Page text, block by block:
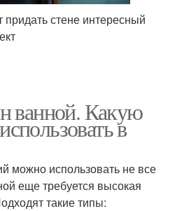
придать стене интересный
ванной. Какую
в
можно использовать не все
еще требуется высокая
такие типы: